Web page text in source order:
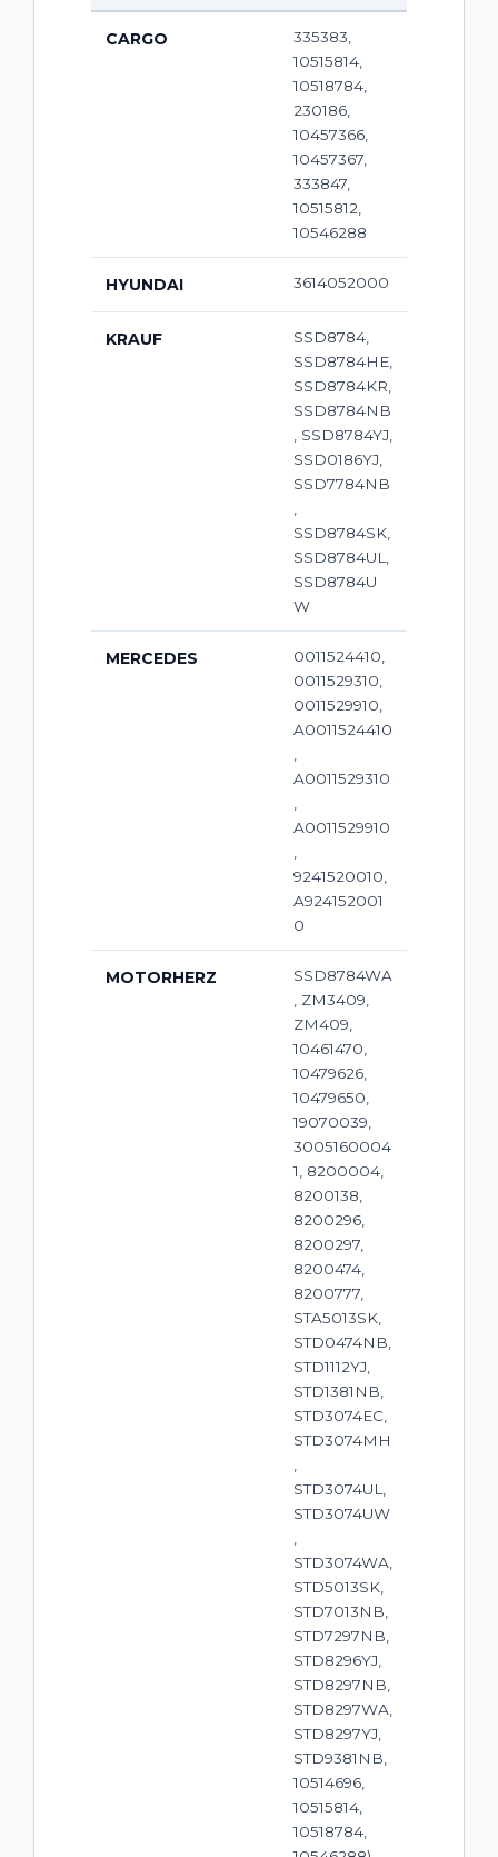
CARGO
335383,
10515814,
10518784,
230186,
10457366,
10457367,
333847,
10515812,
10546288
HYUNDAI 3614052000
KRAUF
SSD8784,
SSD8784HE,
SSD8784KR,
SSD8784NB
, SSD8784YJ,
SSD0186YJ,
SSD7784NB
SSD8784SK,
SSD8784UL,
SSD8784U
W
MERCEDES
0011524410,
0011529310,
0011529910,
A0011524410
A0011529310
A0011529910
9241520010,
A924152001
0
MOTORHERZ
SSD8784WA
, ZM3409,
ZM409,
10461470,
10479626,
10479650,
19070039,
3005160004
1, 8200004,
8200138,
8200296,
8200297,
8200474,
8200777,
STA5013SK,
STD0474NB,
STD1112YJ,
STD1381NB,
STD3074EC,
STD3074MH
STD3074UL,
STD3074UW
STD3074WA,
STD5013SK,
STD7013NB,
STD7297NB,
STD8296YJ,
STD8297NB,
STD8297WA,
STD8297YJ,
STD9381NB,
10514696,
10515814,
10518784,